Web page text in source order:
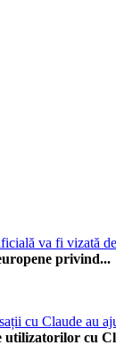
va fi vizată
privind...
cu Claude au
utilizatorilor cu